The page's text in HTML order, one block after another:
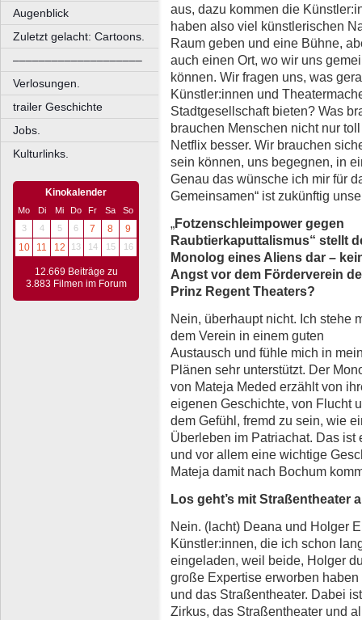
Augenblick
Zuletzt gelacht: Cartoons.
––––––––––––––––––––
Verlosungen.
trailer Geschichte
Jobs.
Kulturlinks.
Kinokalender
Mo Di Mi Do Fr Sa
So
3
4 5 6 7 8
9
10
11 12 13 14 15 16
12.669 Beiträge zu
3.883 Filmen im Forum
aus, dazu kommen die
haben also viel künstlerischen
Raum geben und eine Bühne,
auch einen Ort, wo wir uns
können. Wir fragen uns, was
Künstler:innen und
Stadtgesellschaft bieten? Was
brauchen Menschen nicht nur
Netflix besser. Wir brauchen
sein können, uns begegnen, in
Genau das wünsche ich mir für
Gemeinsamen“ ist zukünftig
„Fotzenschleimpower gegen
Raubtierkaputtalismus“ stellt
Monolog eines Aliens dar –
Angst vor dem Förderverein
Prinz Regent Theaters?
Nein, überhaupt nicht. Ich stehe
dem Verein in einem guten
Austausch und fühle mich in
Plänen sehr unterstützt. Der
von Mateja Meded erzählt von
eigenen Geschichte, von Flucht
dem Gefühl, fremd zu sein, wie
Überleben im Patriachat. Das
und vor allem eine wichtige
Mateja damit nach Bochum
Los geht’s mit Straßentheater
Nein. (lacht) Deana und Holger
Künstler:innen, die ich schon
eingeladen, weil beide, Holger
große Expertise erworben
und das Straßentheater. Dabei
Zirkus, das Straßentheater und